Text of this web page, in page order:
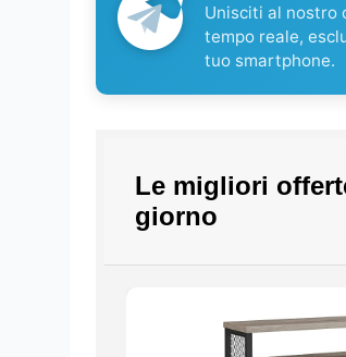
Unisciti al nostro
tempo reale,
tuo smartphone.